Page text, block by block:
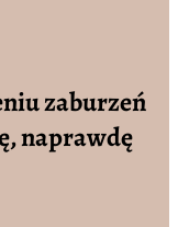
zaburzeń
naprawdę